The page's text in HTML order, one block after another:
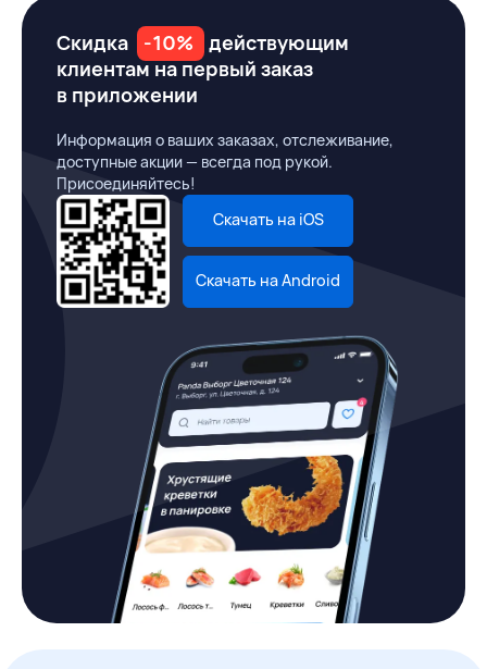
Скидка -10%
действующим
клиентам на первый заказ
в приложении
Информация о ваших заказах, отслеживание,
доступные акции — всегда под рукой.
Присоединяйтесь!
Скачать на iOS
Скачать на Android